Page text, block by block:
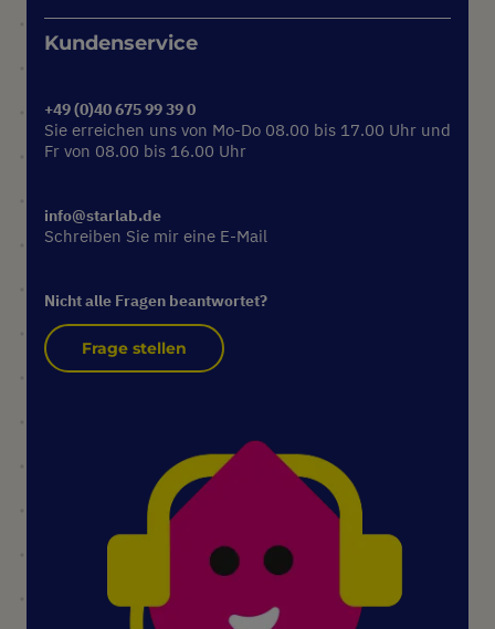
Kundenservice
+49 (0)40 675 99 39 0
Sie erreichen uns von Mo-Do 08.00 bis 17.00 Uhr und
Fr von 08.00 bis 16.00 Uhr
info@starlab.de
Schreiben Sie mir eine E-Mail
Nicht alle Fragen beantwortet?
Frage stellen